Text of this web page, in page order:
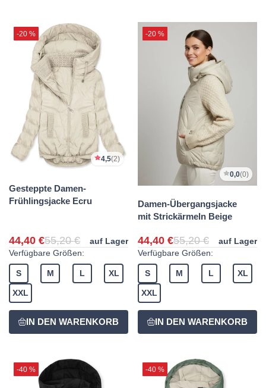
-20 %
4,5(2)
Gesteppte Damen-
Frühlingsjacke Ecru
44,40 €55,20 €
auf Lager
Verfügbare Größen:
S M L XL
XXL
-20 %
0,0(0)
Damen-Übergangsjacke
mit Strickärmeln Beige
44,40 €55,20 €
auf Lager
Verfügbare Größen:
S M L XL
XXL
-40 % -40 %